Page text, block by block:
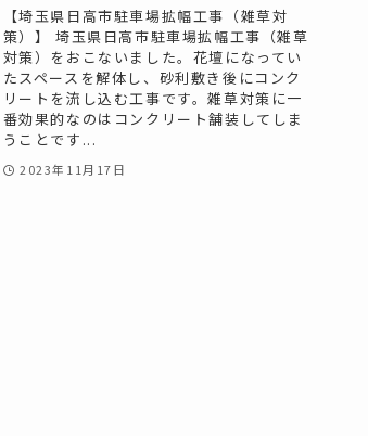
【埼玉県日高市駐車場拡幅工事（雑草対
策）】 埼玉県日高市駐車場拡幅工事（雑草
対策）をおこないました。花壇になってい
たスペースを解体し、砂利敷き後にコンク
リートを流し込む工事です。雑草対策に一
番効果的なのはコンクリート舗装してしま
うことです...
2023年11月17日